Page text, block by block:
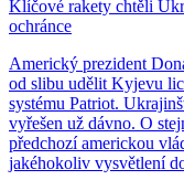
Klíčové rakety chtěli
ochránce
Americký prezident
od slibu udělit Kyjevu
systému Patriot.
vyřešen už dávno. O
předchozí americkou
jakéhokoliv vysvětlení